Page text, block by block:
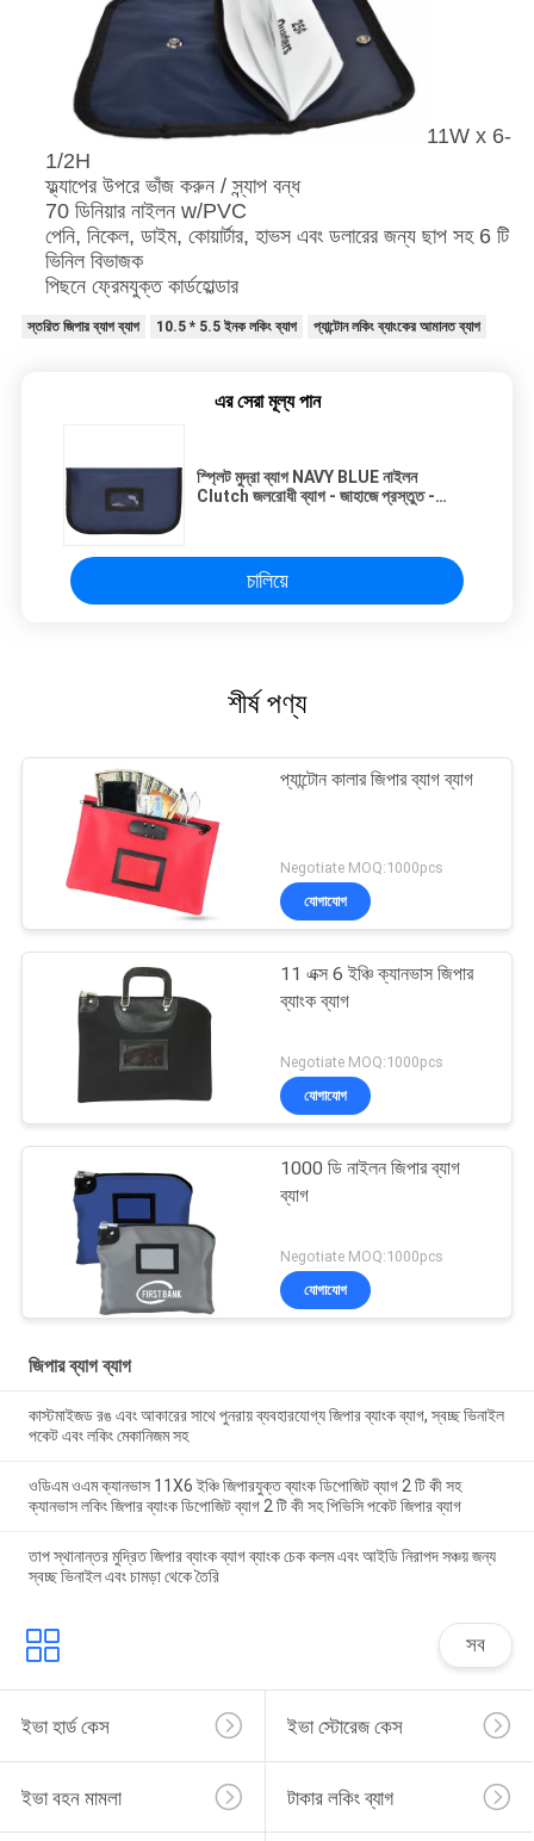
11W x 6-
1/2H
ফ্ল্যাপের উপরে ভাঁজ করুন / স্ন্যাপ বন্ধ
70 ডিনিয়ার নাইলন w/PVC
পেনি, নিকেল, ডাইম, কোয়ার্টার, হাভস এবং ডলারের জন্য ছাপ সহ 6 টি
ভিনিল বিভাজক
পিছনে ফ্রেমযুক্ত কার্ডহোল্ডার
স্তরিত জিপার ব্যাগ ব্যাগ 10.5 * 5.5 ইনক লকিং ব্যাগ প্যান্টোন লকিং ব্যাংকের আমানত ব্যাগ
এর সেরা মূল্য পান
স্প্লিট মুদ্রা ব্যাগ NAVY BLUE নাইলন
Clutch জলরোধী ব্যাগ - জাহাজে প্রস্তুত -
চালিয়ে
শীর্ষ পণ্য
প্যান্টোন কালার জিপার ব্যাগ ব্যাগ
Negotiate MOQ:1000pcs
যোগাযোগ
11 এক্স 6 ইঞ্চি ক্যানভাস জিপার
ব্যাংক ব্যাগ
Negotiate MOQ:1000pcs
যোগাযোগ
1000 ডি নাইলন জিপার ব্যাগ
ব্যাগ
Negotiate MOQ:1000pcs
যোগাযোগ
জিপার ব্যাগ ব্যাগ
কাস্টমাইজড রঙ এবং আকারের সাথে পুনরায় ব্যবহারযোগ্য জিপার ব্যাংক ব্যাগ, স্বচ্ছ ভিনাইল
পকেট এবং লকিং মেকানিজম সহ
ওডিএম ওএম ক্যানভাস 11X6 ইঞ্চি জিপারযুক্ত ব্যাংক ডিপোজিট ব্যাগ 2 টি কী সহ
ক্যানভাস লকিং জিপার ব্যাংক ডিপোজিট ব্যাগ 2 টি কী সহ পিভিসি পকেট জিপার ব্যাগ
তাপ স্থানান্তর মুদ্রিত জিপার ব্যাংক ব্যাগ ব্যাংক চেক কলম এবং আইডি নিরাপদ সঞ্চয় জন্য
স্বচ্ছ ভিনাইল এবং চামড়া থেকে তৈরি
সব
ইভা হার্ড কেস ইভা স্টোরেজ কেস
ইভা বহন মামলা টাকার লকিং ব্যাগ